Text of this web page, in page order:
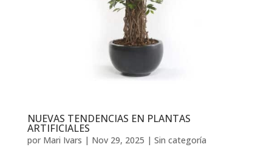
NUEVAS TENDENCIAS EN PLANTAS
ARTIFICIALES
por Mari Ivars | Nov 29, 2025 | Sin categoría